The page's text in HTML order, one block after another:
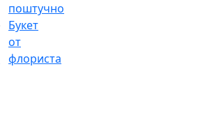
поштучно
Букет
от
флориста